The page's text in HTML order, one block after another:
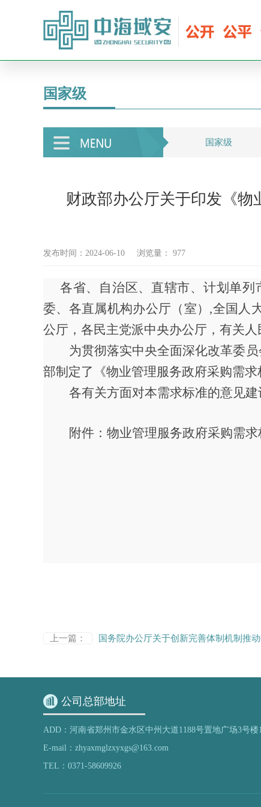
国家级
国家级
财政部办公厅关于印发《
发布时间：2024-06-10 浏览量： 977
各省、自治区、直辖市、计划单
委、各直属机构办公厅（室） ,全国人
公厅，各民主党派中央办公厅，有关人
为贯彻落实中央全面深化改革委
部制定了《物业管理服务政府采购需
各有关方面对本需求标准的意见
附件：物业管理服务政府采购需
上一篇： 国务院办公厅关于创新完善体制机制推
公司总部地址
ADD：河南省郑州市金水区中州大道1188号置地广场3号楼
E-mail：zhyaxmglzxyxgs@163.com
TEL：0371-58609926